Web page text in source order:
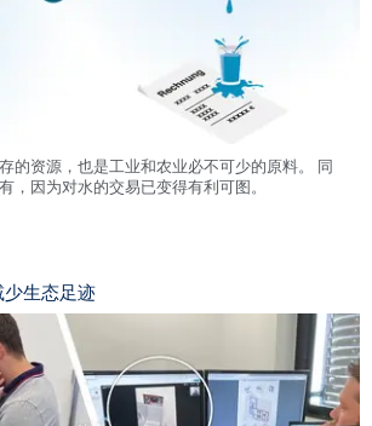
的资源，也是工业和农业必不可少的原料。 同
，因为对水的交易已变得有利可图。
生态足迹